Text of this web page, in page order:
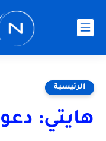
الرئيسية
هايتي: